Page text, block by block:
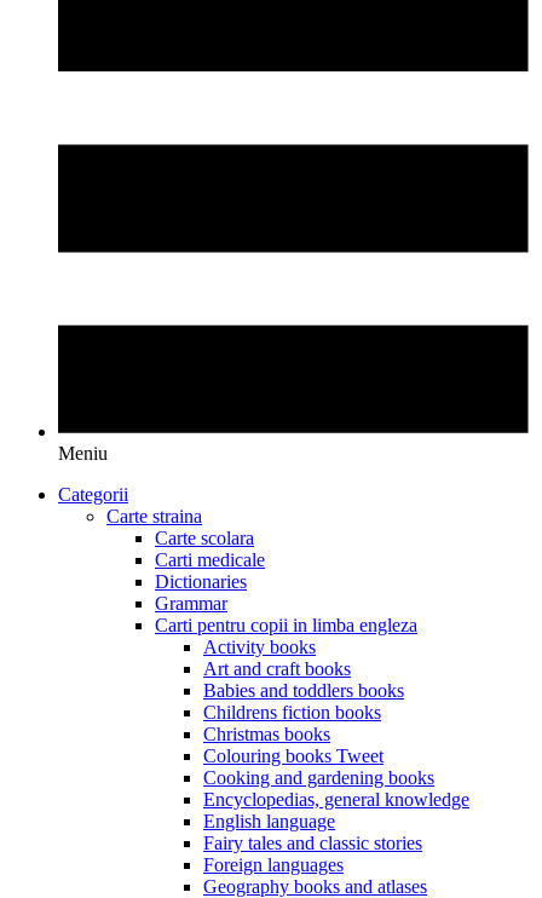
Meniu
Categorii
Carte straina
Carte scolara
Carti medicale
Dictionaries
Grammar
Carti pentru copii in limba engleza
Activity books
Art and craft books
Babies and toddlers books
Childrens fiction books
Christmas books
Colouring books Tweet
Cooking and gardening books
Encyclopedias, general knowledge
English language
Fairy tales and classic stories
Foreign languages
Geography books and atlases